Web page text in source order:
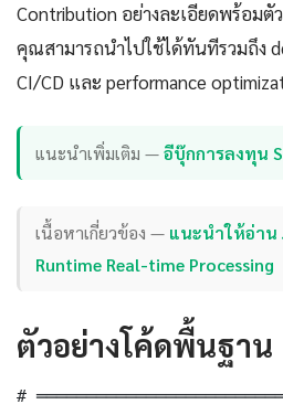
Contribution อย่างละเอียดพร้อมตั
คุณสามารถนำไปใช้ได้ทันทีรวมถึง
CI/CD และ performance
แนะนำเพิ่มเติม —อีบุ๊กการลงทุน
เนื้อหาเกี่ยวข้อง — แนะนำให้อ่าน
Runtime Real-time Processing
ตัวอย่างโค้ดพื้นฐาน
#